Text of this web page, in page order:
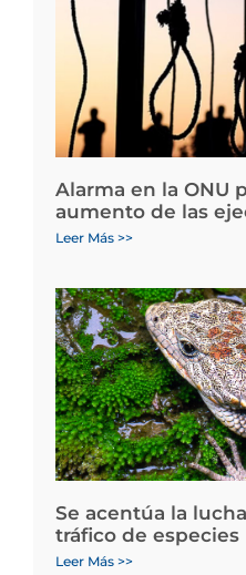
Alarma en la ONU
aumento de las
Leer Más >>
Se acentúa la
tráfico de especies
Leer Más >>